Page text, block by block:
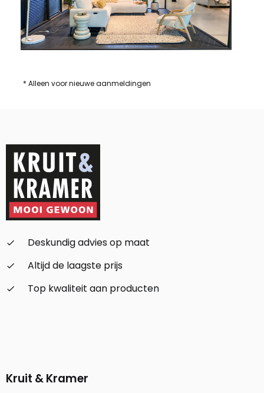
* Alleen voor nieuwe aanmeldingen
check_small
Deskundig advies op maat
check_small
Altijd de laagste prijs
check_small
Top kwaliteit aan producten
Kruit & Kramer